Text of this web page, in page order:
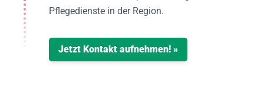
Pflegedienste in der Region.
Jetzt Kontakt aufnehmen! »